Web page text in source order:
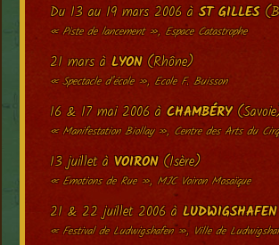
Du 13 au 19 mars 2006 àST GILLES
« Piste de lancement », Espace Catastrophe
21 mars àLYON(Rhône)
« Spectacle d’école », Ecole F. Buisson
16 & 17 mai 2006 àCHAMBÉRY
« Manifestation Biollay », Centre des Arts du
13 juillet à VOIRON(Isère)
« Emotions de Rue », MJC Voiron Mosaïque
21 & 22 juillet 2006 àLUDWIGSHAFEN
« Festival de Ludwigshafen », Ville de